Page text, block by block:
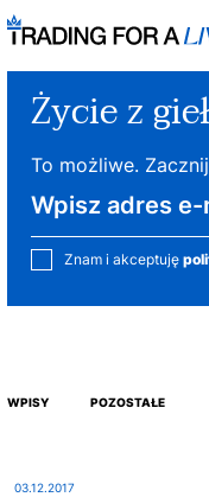
Życie z
To możliwe.
Znam i akceptuję
WPISY POZOSTAŁE
03.12.2017